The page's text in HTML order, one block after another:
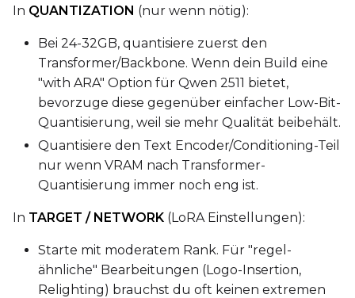
In QUANTIZATION (nur wenn nötig):
Bei 24-32GB, quantisiere zuerst den
Transformer/Backbone. Wenn dein Build eine
"with ARA" Option für Qwen 2511 bietet,
bevorzuge diese gegenüber einfacher Low-Bit-
Quantisierung, weil sie mehr Qualität beibehält.
Quantisiere den Text Encoder/Conditioning-Teil
nur wenn VRAM nach Transformer-
Quantisierung immer noch eng ist.
In TARGET / NETWORK (LoRA Einstellungen):
Starte mit moderatem Rank. Für "regel-
ähnliche" Bearbeitungen (Logo-Insertion,
Relighting) brauchst du oft keinen extremen